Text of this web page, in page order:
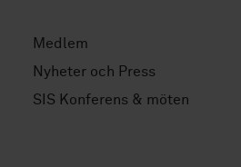
Medlem
Nyheter och Press
SIS Konferens & möten